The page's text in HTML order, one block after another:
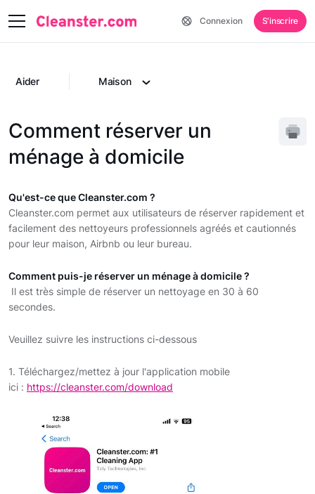
Connexion S'inscrire
Aider Maison
Comment réserver un
ménage à domicile
Qu'est-ce que Cleanster.com ?
Cleanster.com permet aux utilisateurs de réserver rapidement et
facilement des nettoyeurs professionnels agréés et cautionnés
pour leur maison, Airbnb ou leur bureau.
Comment puis-je réserver un ménage à domicile ?
Il est très simple de réserver un nettoyage en 30 à 60
secondes.
Veuillez suivre les instructions ci-dessous
1. Téléchargez/mettez à jour l'application mobile
ici : https://cleanster.com/download